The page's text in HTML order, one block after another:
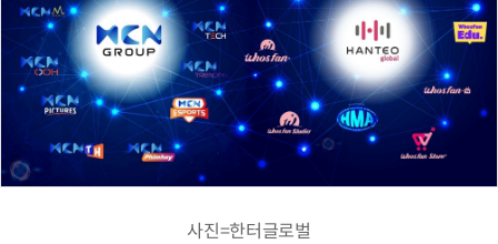
사진=한터글로벌